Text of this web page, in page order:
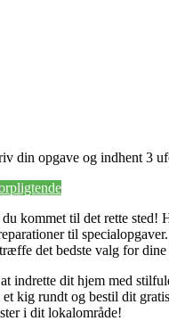
din opgave og indhent 3
kommet til det rette sted!
til
det bedste valg for dine
indrette dit hjem med
kig rundt og bestil dit
i dit lokalområde!